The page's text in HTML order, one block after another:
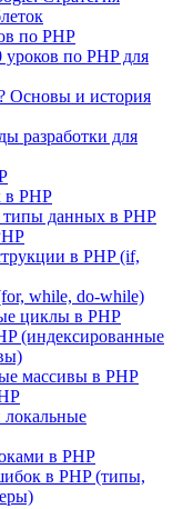
по PHP
по PHP для
Основы и история
разработки для
PHP
данных в PHP
в PHP (if,
while, do-while)
циклы в PHP
(индексированные
массивы в PHP
локальные
в PHP
в PHP (типы,